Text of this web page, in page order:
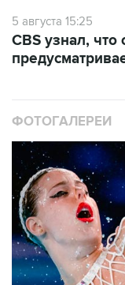
5 августа 15:25
CBS узнал,
ФОТОГАЛЕРЕИ